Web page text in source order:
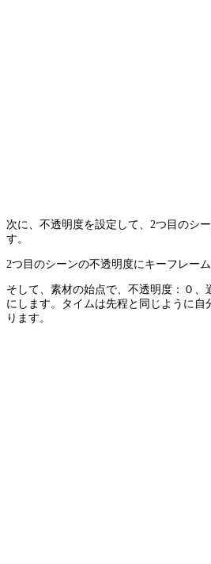
次に、不透明度を設定して、2つ目のシ
す。
2つ目のシーンの不透明度にキーフレー
そして、素材の始点で、不透明度：０、
にします。タイムは先程と同じように自
ります。